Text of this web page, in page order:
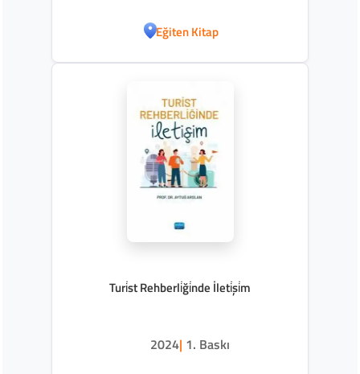
Eğiten Kitap
Turi̇st Rehberli̇ği̇nde İleti̇şi̇m
2024| 1. Baskı